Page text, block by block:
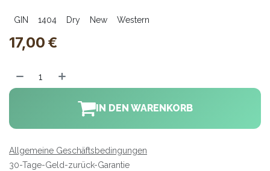
GIN 1404 Dry New Western
17,00 €
IN DEN WARENKORB
Allgemeine Geschäftsbedingungen
30-Tage-Geld-zurück-Garantie